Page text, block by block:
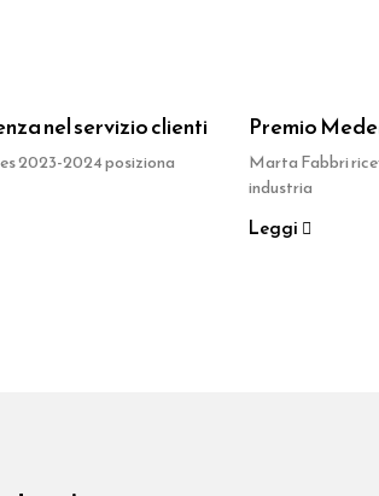
nel servizio clienti
2023-2024 posiziona
Premio
Marta Fabbri
industria
Leggi